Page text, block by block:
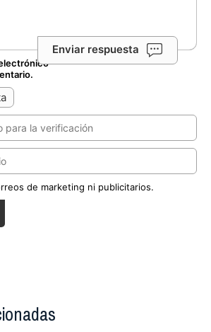
Enviar respuesta
de marketing ni publicitarios.